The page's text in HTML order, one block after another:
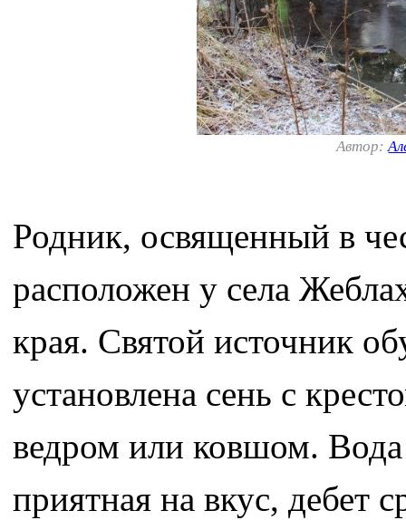
Автор:
Родник, освященный в
расположен у села
края. Святой источник
установлена сень с
ведром или ковшом. Вода
приятная на вкус, дебет